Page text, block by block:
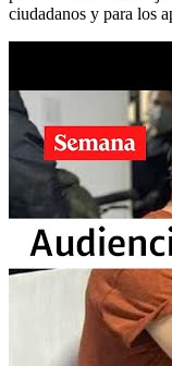
ciudadanos y para los